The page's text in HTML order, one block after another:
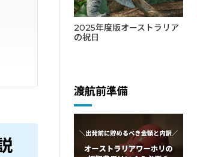
2025年度版オーストラリア
の祝日
渡航前準備